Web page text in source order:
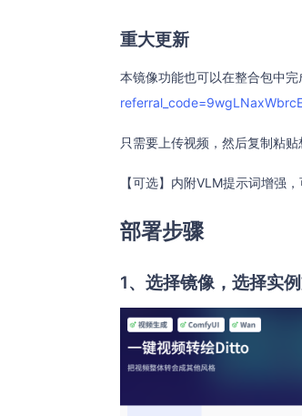
重大更新
本镜像功能也可以在整合包中
只需要上传视频，然后复制粘
【可选】内附VLM提示词增强
部署步骤
1、选择镜像，选择实